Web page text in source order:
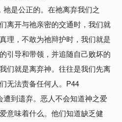
是公正的。在祂离弃我们之
离开与祂亲密的交通时，我们就
理，不敢为祂辩护时，我们就是
引导和带领，并追随自己败坏的
们就是离弃神。往往是我们先离
无法责备任何人。P44
到遗弃。恶人不会知道神之爱
意味着什么。他们知道缺乏健